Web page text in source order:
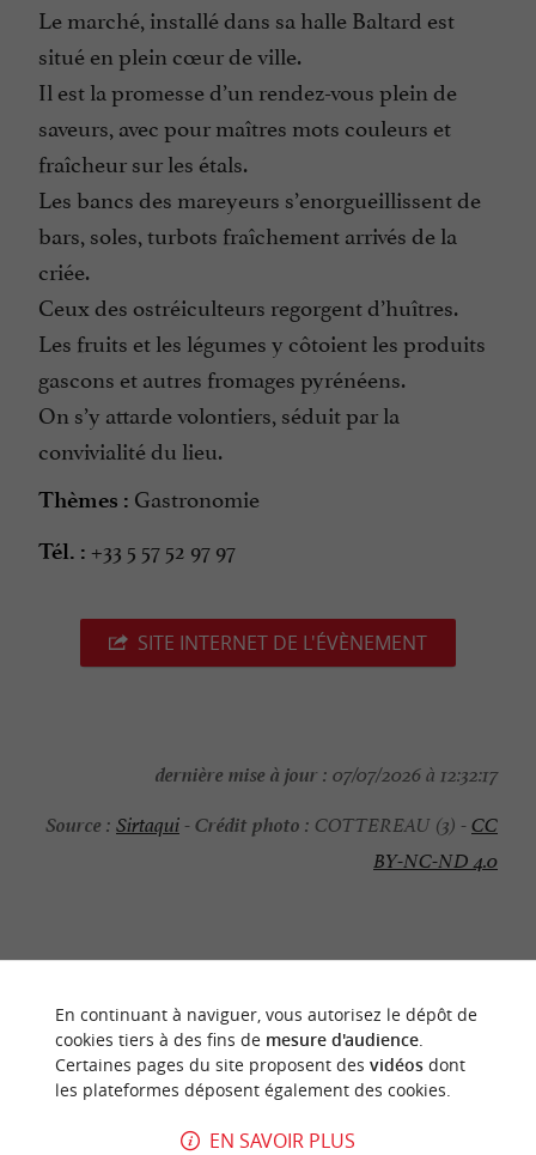
Le marché, installé dans sa halle Baltard est
situé en plein cœur de ville.
Il est la promesse d’un rendez-vous plein de
saveurs, avec pour maîtres mots couleurs et
fraîcheur sur les étals.
Les bancs des mareyeurs s’enorgueillissent de
bars, soles, turbots fraîchement arrivés de la
criée.
Ceux des ostréiculteurs regorgent d’huîtres.
Les fruits et les légumes y côtoient les produits
gascons et autres fromages pyrénéens.
On s’y attarde volontiers, séduit par la
convivialité du lieu.
Thèmes : Gastronomie
Tél. : +33 5 57 52 97 97
SITE INTERNET DE L'ÉVÈNEMENT
dernière mise à jour : 07/07/2026 à 12:32:17
Source : Sirtaqui-Crédit photo : COTTEREAU (3) -CC
BY-NC-ND 4.0
NOUS AVONS TESTÉPOUR VOUS
En continuant à naviguer, vous autorisez le dépôt de
cookies tiers à des fins de mesure d'audience.
Certaines pages du site proposent des vidéosdont
les plateformes déposent également des cookies.
EN SAVOIR PLUS